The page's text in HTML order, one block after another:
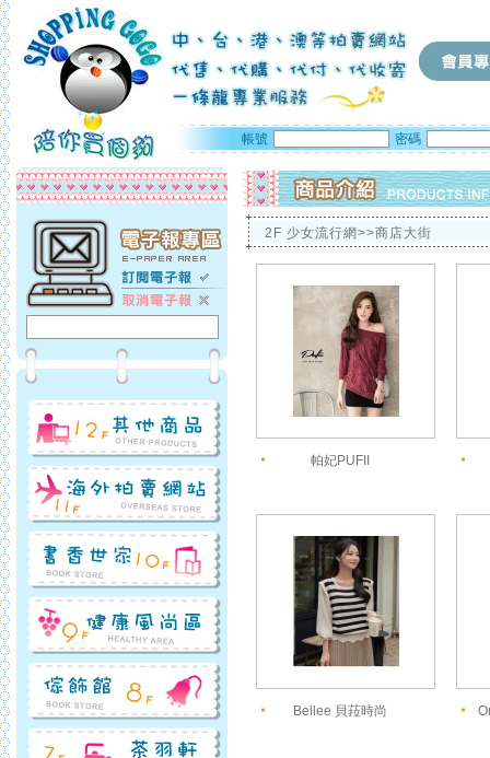
帳號 密碼
2F 少女流行網>>商店大街
帕妃PUFII
Bellee 貝菈時尚